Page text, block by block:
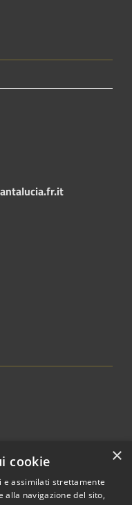
×
cookie
e assimilati strettamente
alla navigazione del sito,